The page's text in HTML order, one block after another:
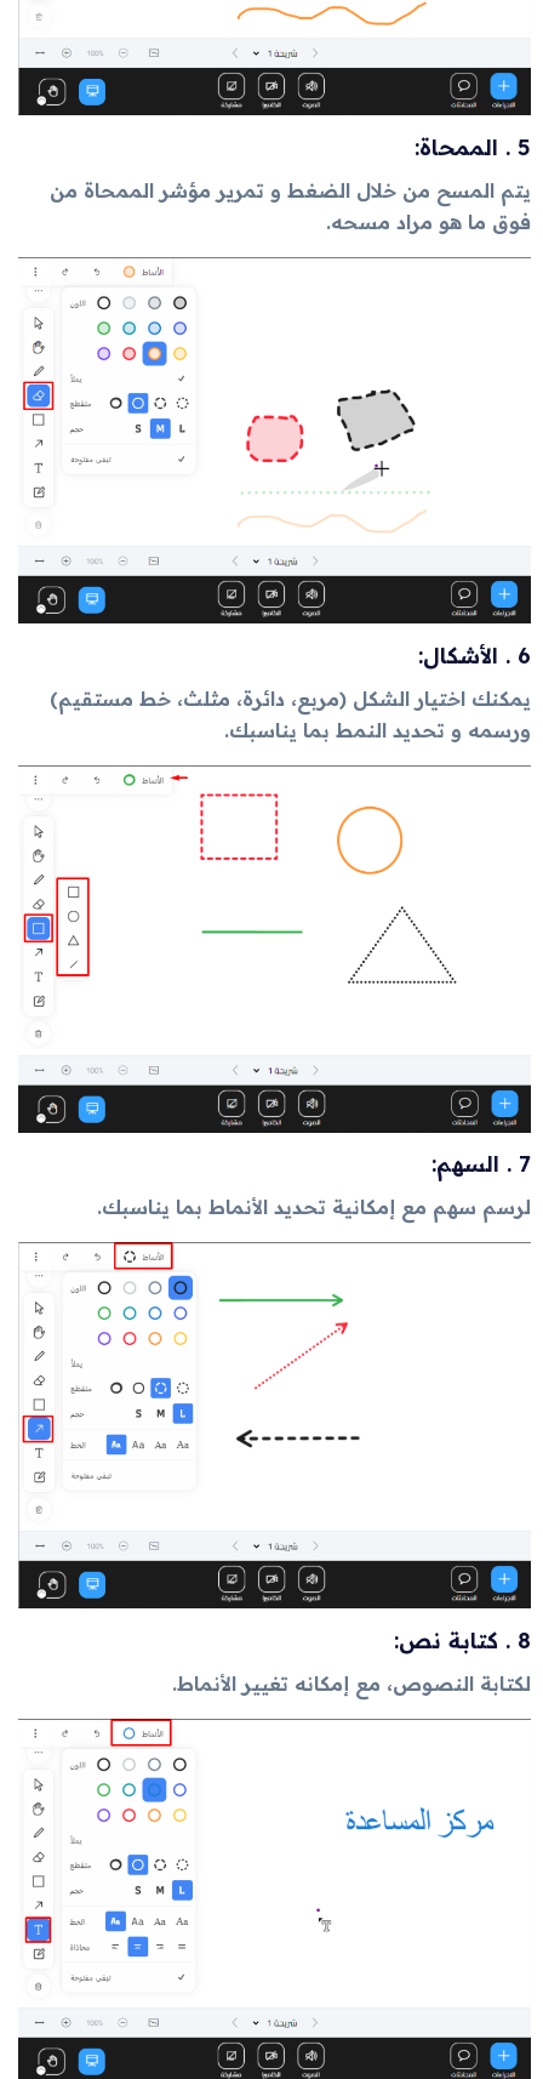
5 . الممحاة:
يتم المسح من خلال الضغط و تمرير مؤشر الممحاة من
فوق ما هو مراد مسحه.
6 . الأشكال:
يمكنك اختيار الشكل (مربع، دائرة، مثلث، خط مستقيم)
ورسمه و تحديد النمط بما يناسبك.
7 . السهم:
لرسم سهم مع إمكانية تحديد الأنماط بما يناسبك.
8 . كتابة نص:
لكتابة النصوص، مع إمكانه تغيير الأنماط.